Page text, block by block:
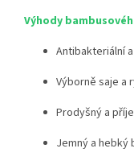
Výhody
Antibakteriální
Výborně saje a
Prodyšný a
Jemný a